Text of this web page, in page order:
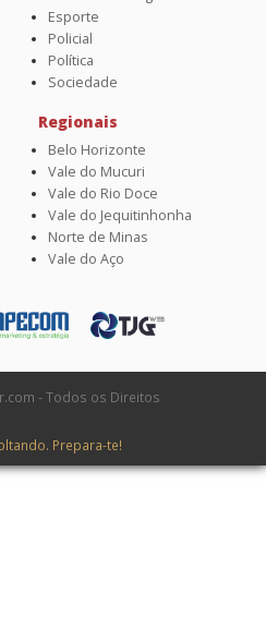
Esporte
Policial
Política
Sociedade
Regionais
Belo Horizonte
Vale do Mucuri
Vale do Rio Doce
Vale do Jequitinhonha
Norte de Minas
Vale do Aço
- Todos os Direitos
Prepara-te!